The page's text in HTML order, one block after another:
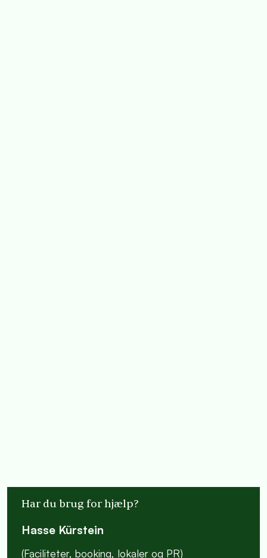
Har du brug for hjælp?
Hasse Kürstein
(Faciliteter, booking, lokaler og PR)